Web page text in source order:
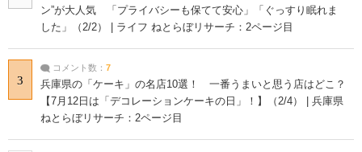
ン”が大人気 「プライバシーも保てて安心」「ぐっすり眠れま
した」（2/2） | ライフ ねとらぼリサーチ：2ページ目
3
コメント数： 7
兵庫県の「ケーキ」の名店10選！ 一番うまいと思う店はどこ？
【7月12日は「デコレーションケーキの日」！】（2/4） | 兵庫県
ねとらぼリサーチ：2ページ目